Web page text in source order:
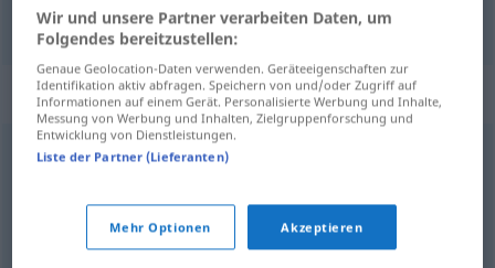
svakodnevnoputovatinaposao pendeln FIG
Synonyme für "pendeln"
schwingen,baumeln
fahren
Wir und unsere Partner verarbeiten Daten, um
Folgendes bereitzustellen:
Genaue Geolocation-Daten verwenden. Geräteeigenschaften zur
Identifikation aktiv abfragen. Speichern von und/oder Zugriff auf
Informationen auf einem Gerät. Personalisierte Werbung und Inhalte,
Messung von Werbung und Inhalten, Zielgruppenforschung und
Entwicklung von Dienstleistungen.
Liste der Partner (Lieferanten)
Mehr Optionen Akzeptieren